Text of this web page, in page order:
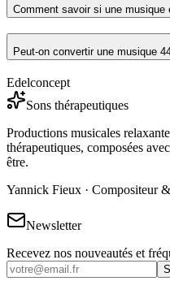
Comment savoir si une musique
Peut-on convertir une musique
Edelconcept
Sons thérapeutiques
Productions musicales
thérapeutiques, composées
être.
Yannick Fieux · Compositeur
Newsletter
Recevez nos nouveautés et